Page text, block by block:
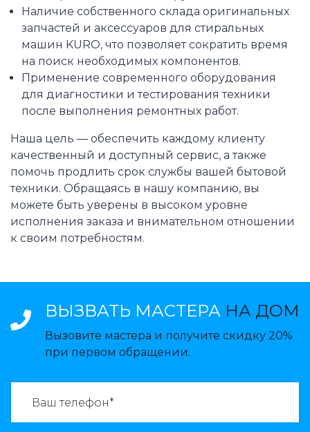
Наличие собственного склада оригинальных
запчастей и аксессуаров для стиральных
машин KURO, что позволяет сократить время
на поиск необходимых компонентов.
Применение современного оборудования
для диагностики и тестирования техники
после выполнения ремонтных работ.
Наша цель — обеспечить каждому клиенту
качественный и доступный сервис, а также
помочь продлить срок службы вашей бытовой
техники. Обращаясь в нашу компанию, вы
можете быть уверены в высоком уровне
исполнения заказа и внимательном отношении
к своим потребностям.
ВЫЗВАТЬ МАСТЕРА НА ДОМ
Вызовите мастера и получите скидку 20%
при первом обращении.